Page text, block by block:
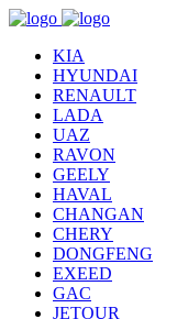
KIA
HYUNDAI
RENAULT
LADA
UAZ
RAVON
GEELY
HAVAL
CHANGAN
CHERY
DONGFENG
EXEED
GAC
JETOUR